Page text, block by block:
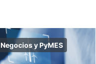
Negocios y PyMES